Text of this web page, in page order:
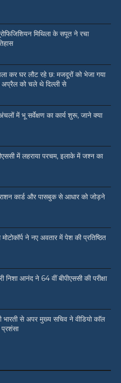
मिथिला के सपूत ने रचा
कर घर लौट रहे छ: मजदूरों को भेजा गया
अप्रैल को चले थे दिल्ली से
में भू सर्वेक्षण का कार्य शुरू, जाने क्या
में लहराया परचम, इलाके में जश्न का
राशन कार्ड और पासबुक से आधार को जोड़ने
ने नए अवतार में पेश की प्रतिष्ठित
निशा आनंद ने 64 वीं बीपीएससी की परीक्षा
भारती से अपर मुख्य सचिव ने वीडियो काॅल